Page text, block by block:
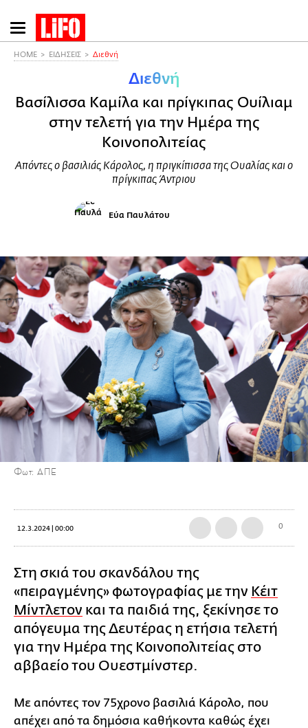
Παράκαμψη
προς
HOME ΕΙΔΗΣΕΙΣ Διεθνή
Διεθνή
Βασίλισσα Καμίλα και πρίγκιπας Ουίλιαμ
στην τελετή για την Ημέρα της
Κοινοπολιτείας
Απόντες ο βασιλιάς Κάρολος, η πριγκίπισσα της Ουαλίας και ο
πρίγκιπας Άντριου
Εύα Παυλάτου
Φωτ: ΑΠΕ
12.3.2024 | 00:00 0
Στη σκιά του σκανδάλου της
«πειραγμένης» φωτογραφίας με την Κέιτ
Μίντλετον και τα παιδιά της, ξεκίνησε το
απόγευμα της Δευτέρας η ετήσια τελετή
για την Ημέρα της Κοινοπολιτείας στο
αββαείο του Ουεστμίνστερ.
Με απόντες τον 75χρονο βασιλιά Κάρολο, που
απέχει από τα δημόσια καθήκοντα καθώς έχει